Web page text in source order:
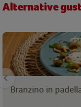
Alternative
Branzino in